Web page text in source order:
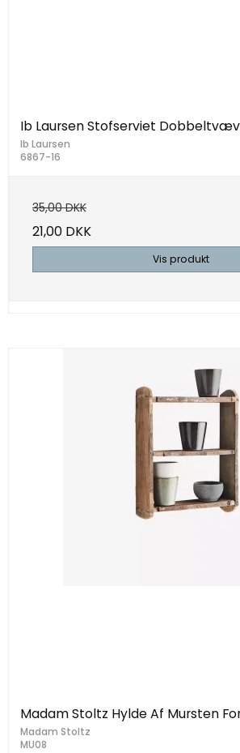
Ib Laursen Stofserviet
Ib Laursen
6867-16
35,00 DKK
21,00 DKK
Vis produkt
Madam Stoltz Hylde Af Mursten
Madam Stoltz
MU08